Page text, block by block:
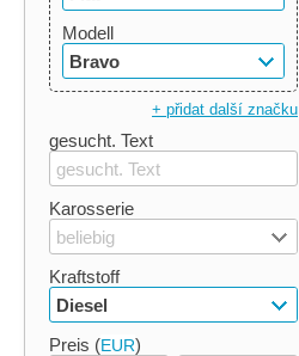
Modell
Bravo
+ přidat další značku
gesucht. Text
Karosserie
beliebig
Kraftstoff
Diesel
Preis (EUR)